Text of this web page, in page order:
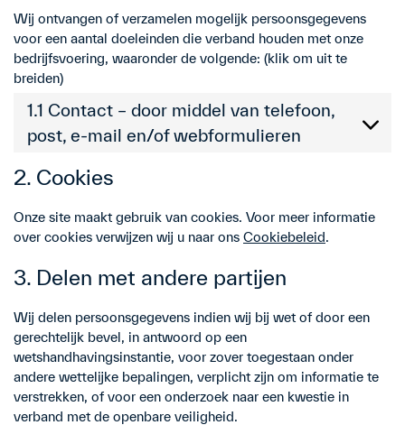
Wij ontvangen of verzamelen mogelijk persoonsgegevens
voor een aantal doeleinden die verband houden met onze
bedrijfsvoering, waaronder de volgende: (klik om uit te
breiden)
1.1 Contact – door middel van telefoon,
post, e-mail en/of webformulieren
2. Cookies
Onze site maakt gebruik van cookies. Voor meer informatie
over cookies verwijzen wij u naar ons Cookiebeleid.
3. Delen met andere partijen
Wij delen persoonsgegevens indien wij bij wet of door een
gerechtelijk bevel, in antwoord op een
wetshandhavingsinstantie, voor zover toegestaan onder
andere wettelijke bepalingen, verplicht zijn om informatie te
verstrekken, of voor een onderzoek naar een kwestie in
verband met de openbare veiligheid.